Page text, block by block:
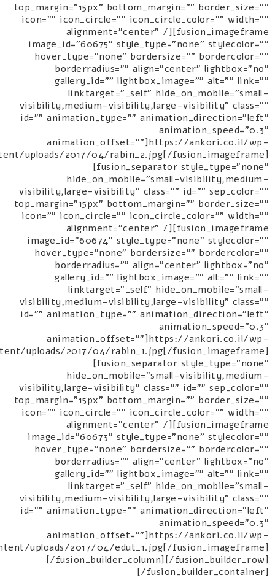
top_margin="15px" bottom_margin="" border_size=""
icon="" icon_circle="" icon_circle_color="" width=""
alignment="center" /][fusion_imageframe
image_id="60675" style_type="none" stylecolor=""
hover_type="none" bordersize="" bordercolor=""
borderradius="" align="center" lightbox="no"
gallery_id="" lightbox_image="" alt="" link=""
linktarget="_self" hide_on_mobile="small-
visibility,medium-visibility,large-visibility" class=""
id="" animation_type="" animation_direction="left"
animation_speed="0.3"
animation_offset=""]https://ankori.co.il/wp-
uploads/2017/04/rabin_2.jpg[/fusion_imageframe]
[fusion_separator style_type="none"
hide_on_mobile="small-visibility,medium-
visibility,large-visibility" class="" id="" sep_color=""
top_margin="15px" bottom_margin="" border_size=""
icon="" icon_circle="" icon_circle_color="" width=""
alignment="center" /][fusion_imageframe
image_id="60674" style_type="none" stylecolor=""
hover_type="none" bordersize="" bordercolor=""
borderradius="" align="center" lightbox="no"
gallery_id="" lightbox_image="" alt="" link=""
linktarget="_self" hide_on_mobile="small-
visibility,medium-visibility,large-visibility" class=""
id="" animation_type="" animation_direction="left"
animation_speed="0.3"
animation_offset=""]https://ankori.co.il/wp-
uploads/2017/04/rabin_1.jpg[/fusion_imageframe]
[fusion_separator style_type="none"
hide_on_mobile="small-visibility,medium-
visibility,large-visibility" class="" id="" sep_color=""
top_margin="15px" bottom_margin="" border_size=""
icon="" icon_circle="" icon_circle_color="" width=""
alignment="center" /][fusion_imageframe
image_id="60673" style_type="none" stylecolor=""
hover_type="none" bordersize="" bordercolor=""
borderradius="" align="center" lightbox="no"
gallery_id="" lightbox_image="" alt="" link=""
linktarget="_self" hide_on_mobile="small-
visibility,medium-visibility,large-visibility" class=""
id="" animation_type="" animation_direction="left"
animation_speed="0.3"
animation_offset=""]https://ankori.co.il/wp-
uploads/2017/04/edut_1.jpg[/fusion_imageframe]
[/fusion_builder_column][/fusion_builder_row]
[/fusion_builder_container]